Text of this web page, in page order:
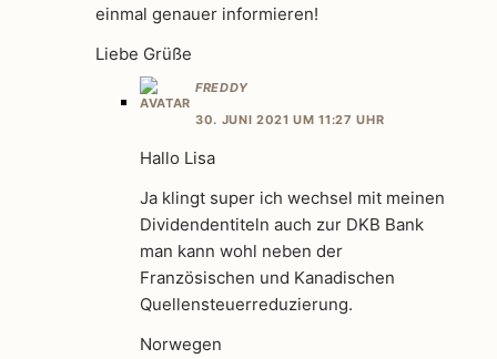
einmal genauer informieren!
Liebe Grüße
FREDDY
30. JUNI 2021 UM 11:27 UHR
Hallo Lisa
Ja klingt super ich wechsel mit meinen
Dividendentiteln auch zur DKB Bank
man kann wohl neben der
Französischen und Kanadischen
Quellensteuerreduzierung.
Norwegen